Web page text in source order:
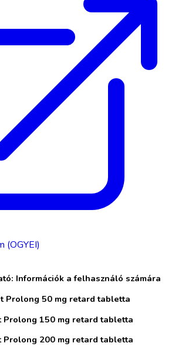
(OGYEI)
Információk a felhasználó számára
Prolong 50 mg retard tabletta
Prolong 150 mg retard tabletta
Prolong 200 mg retard tabletta